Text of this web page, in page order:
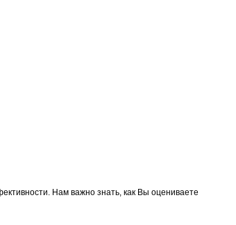
Нам важно знать, как Вы оцениваете